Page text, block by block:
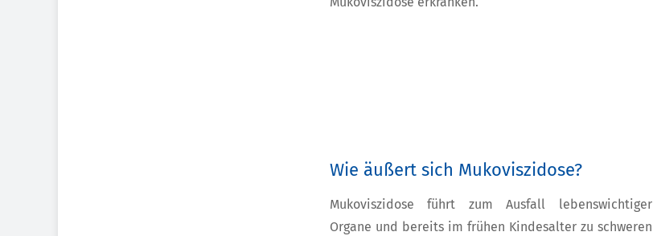
Wie äußert sich Mukoviszidose?
Mukoviszidose führt zum Ausfall lebenswichtiger
Organe und bereits im frühen Kindesalter zu schweren